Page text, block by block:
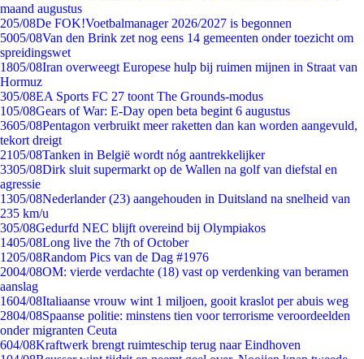
maand augustus
205/08De FOK!Voetbalmanager 2026/2027 is begonnen
5005/08Van den Brink zet nog eens 14 gemeenten onder toezicht om
spreidingswet
1805/08Iran overweegt Europese hulp bij ruimen mijnen in Straat van
Hormuz
305/08EA Sports FC 27 toont The Grounds-modus
105/08Gears of War: E-Day open beta begint 6 augustus
3605/08Pentagon verbruikt meer raketten dan kan worden aangevuld,
tekort dreigt
2105/08Tanken in België wordt nóg aantrekkelijker
3305/08Dirk sluit supermarkt op de Wallen na golf van diefstal en
agressie
1305/08Nederlander (23) aangehouden in Duitsland na snelheid van
235 km/u
305/08Gedurfd NEC blijft overeind bij Olympiakos
1405/08Long live the 7th of October
1205/08Random Pics van de Dag #1976
2004/08OM: vierde verdachte (18) vast op verdenking van beramen
aanslag
1604/08Italiaanse vrouw wint 1 miljoen, gooit kraslot per abuis weg
2804/08Spaanse politie: minstens tien voor terrorisme veroordeelden
onder migranten Ceuta
604/08Kraftwerk brengt ruimteschip terug naar Eindhoven